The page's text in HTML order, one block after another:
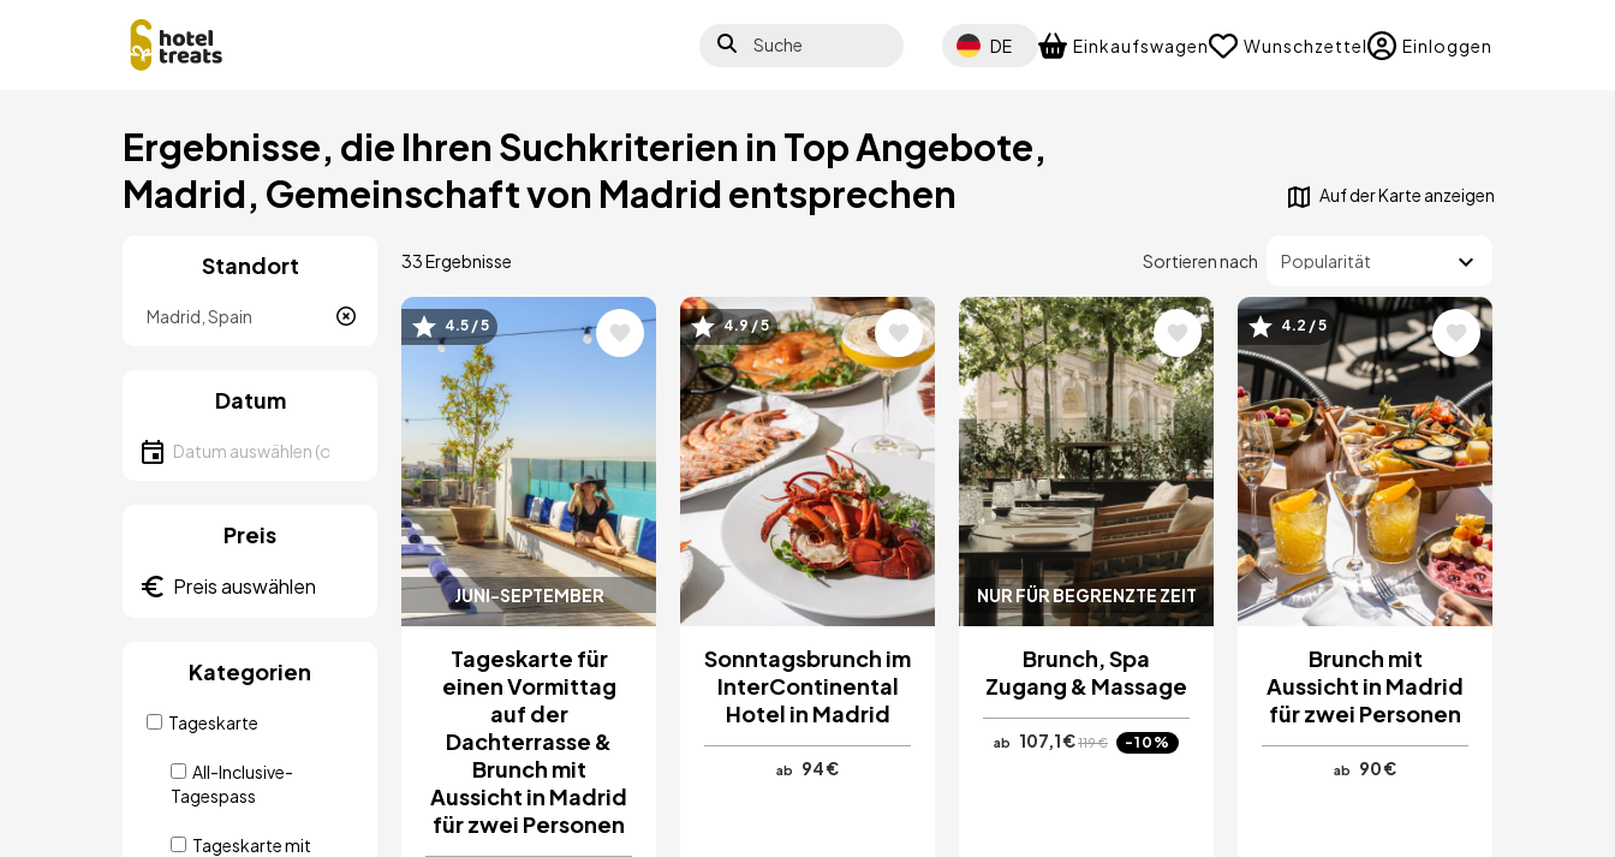
Suche Select your language
DE Einkaufswagen Wunschzettel Einloggen
Ergebnisse, die Ihren Suchkriterien in Top Angebote,
Madrid, Gemeinschaft von Madrid entsprechen
Auf der Karte anzeigen
Standort
Datum
Datum auswählen
Preis
Kategorien
Tageskarte
All-Inclusive-
Tagespass
Tageskarte mit
Sortieren nach
33 Ergebnisse
JUNI-SEPTEMBER
Bild4.5 / 5
Tageskarte für
einen Vormittag
auf der
Dachterrasse &
Brunch mit
Aussicht in Madrid
für zwei Personen
Bild4.9 / 5
Sonntagsbrunch im
InterContinental
Hotel in Madrid
ab 94 €
NUR FÜR BEGRENZTE ZEIT
Bild
Brunch, Spa
Zugang & Massage
ab 107,1 €119 € -10%
Bild4.2 / 5
Brunch mit
Aussicht in Madrid
für zwei Personen
ab 90 €